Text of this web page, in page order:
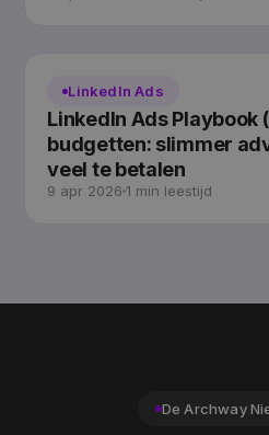
LinkedIn Ads
LinkedIn Ads Playbook
budgetten: slimmer
veel te betalen
9 apr 20261 min leestijd
De Archway